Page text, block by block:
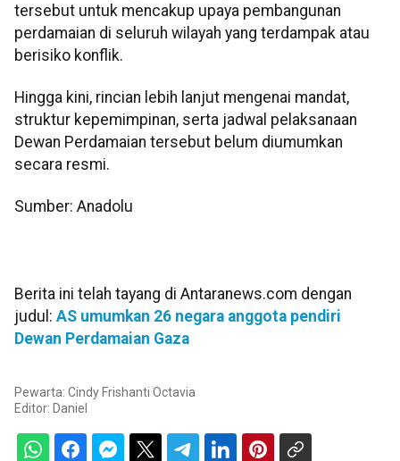
tersebut untuk mencakup upaya pembangunan
perdamaian di seluruh wilayah yang terdampak atau
berisiko konflik.
Hingga kini, rincian lebih lanjut mengenai mandat,
struktur kepemimpinan, serta jadwal pelaksanaan
Dewan Perdamaian tersebut belum diumumkan
secara resmi.
Sumber: Anadolu
Berita ini telah tayang di Antaranews.com dengan
judul: AS umumkan 26 negara anggota pendiri
Dewan Perdamaian Gaza
Pewarta: Cindy Frishanti Octavia
Editor: Daniel